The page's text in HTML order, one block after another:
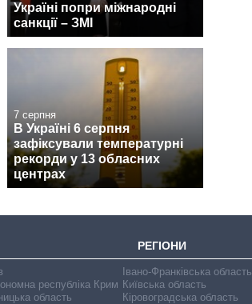
Україні попри міжнародні
санкції – ЗМІ
7 серпня
В Україні 6 серпня
зафіксували температурні
рекорди у 13 обласних
центрах
РЕГІОНИ
республіка Крим
область
Івано-Франківська область
Київська область
Кіровоградська область